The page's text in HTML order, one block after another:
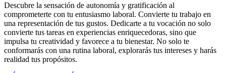
Descubre la sensación de autonomía y gratificación al
comprometerte con tu entusiasmo laboral. Convierte tu trabajo en
una representación de tus gustos. Dedicarte a tu vocación no solo
convierte tus tareas en experiencias enriquecedoras, sino que
impulsa tu creatividad y favorece a tu bienestar. No solo te
conformarás con una rutina laboral, explorarás tus intereses y harás
realidad tus propósitos.